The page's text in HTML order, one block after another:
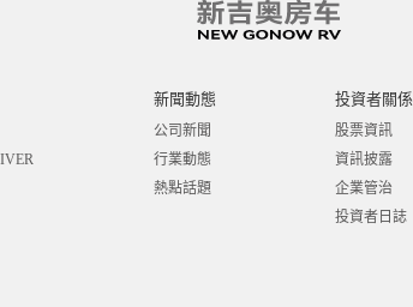
新聞動態
公司新聞
行業動態
熱點話題
投資者關係
股票資訊
資訊披露
企業管治
投資者日誌